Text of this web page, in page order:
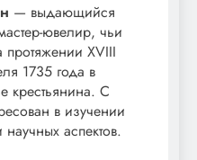
— выдающийся
ювелир, чьи
протяжении XVIII
1735 года в
крестьянина. С
в изучении
аспектов.